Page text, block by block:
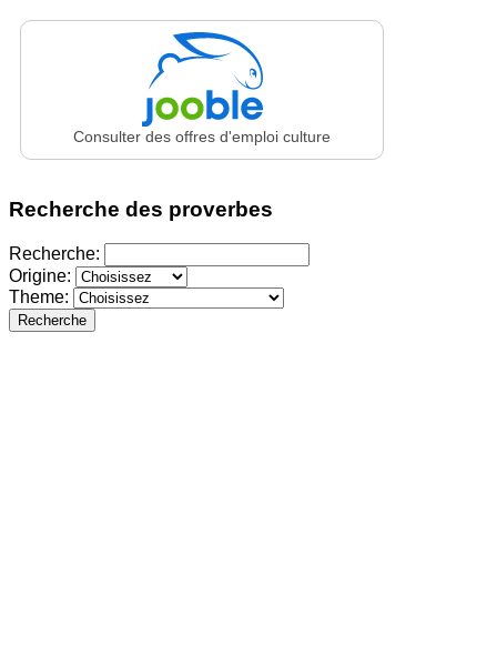
Consulter des offres d'emploi culture
Recherche des proverbes
Recherche:
Origine:
Theme:
Recherche